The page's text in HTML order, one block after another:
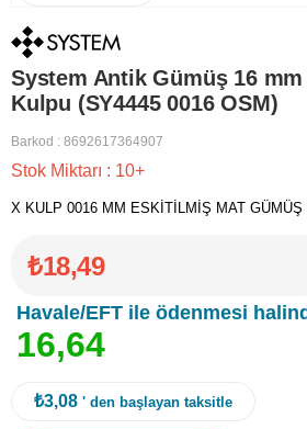
System Antik Gümüş 16
Kulpu (SY4445 0016 OSM)
Barkod : 8692617364907
Stok Miktarı : 10+
X KULP 0016 MM ESKİTİLMİŞ MAT GÜMÜŞ
₺18,49
Havale/EFT ile ödenmesi
16,64
₺3,08 ' den başlayan taksitle